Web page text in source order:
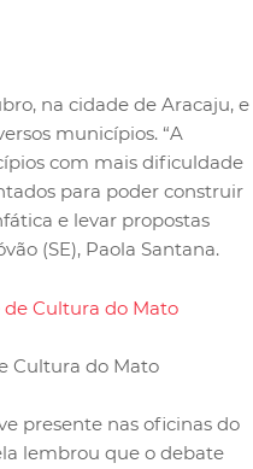
na cidade de Aracaju, e
municípios. “A
com mais dificuldade
para poder construir
e levar propostas
(SE), Paola Santana.
Cultura do Mato
presente nas oficinas do
lembrou que o debate